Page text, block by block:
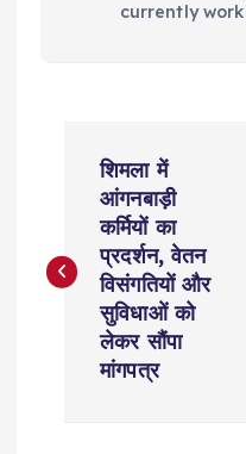
currently
s
शिमला में
आंगनबाड़ी
कर्मियों का
प्रदर्शन, वेतन
विसंगतियों और
सुविधाओं को
लेकर सौंपा
मांगपत्र